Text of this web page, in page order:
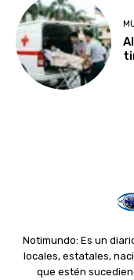
Notimundo: Es un
locales, estatales,
que estén